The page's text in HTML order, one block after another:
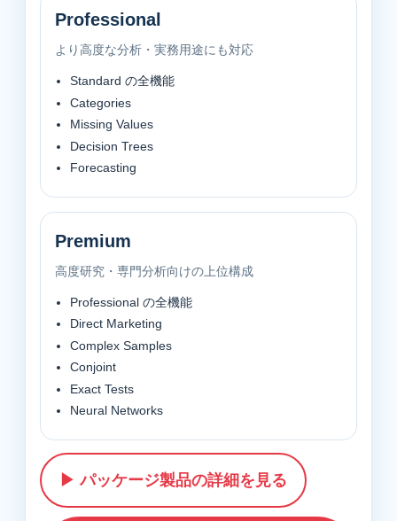
Professional
より高度な分析・実務用途にも対応
Standard の全機能
Categories
Missing Values
Decision Trees
Forecasting
Premium
高度研究・専門分析向けの上位構成
Professional の全機能
Direct Marketing
Complex Samples
Conjoint
Exact Tests
Neural Networks
▶ パッケージ製品の詳細を見る